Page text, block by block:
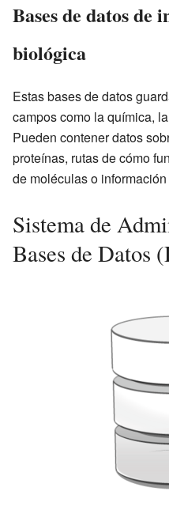
Bases de datos
biológica
Estas bases de datos
campos como la química,
Pueden contener datos
proteínas, rutas de cómo
de moléculas o
Sistema de
Bases de Datos